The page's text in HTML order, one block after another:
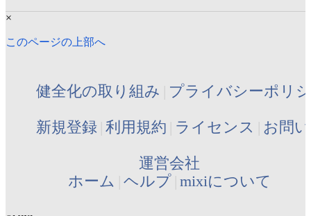
×
このページの上部へ
健全化の取り組み プライバシーポリ
新規登録 利用規約 ライセンス お問
運営会社
ホーム ヘルプ mixiについて